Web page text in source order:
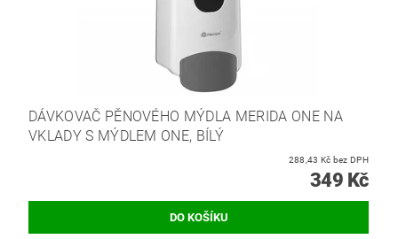
DÁVKOVAČ PĚNOVÉHO MÝDLA MERIDA ONE NA
VKLADY S MÝDLEM ONE, BÍLÝ
288,43 Kč bez DPH
349 Kč